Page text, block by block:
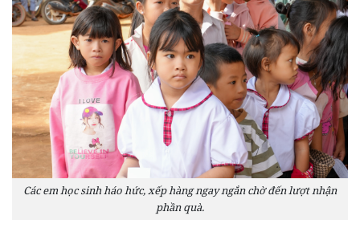
Các em học sinh háo hức, xếp hàng ngay ngắn chờ đến lượt nhận
phần quà.